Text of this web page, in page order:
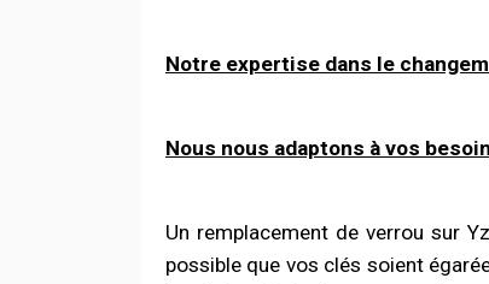
Notre expertise dans le
Nous nous adaptons à vos besoin
Un remplacement de verrou sur
possible que vos clés soient